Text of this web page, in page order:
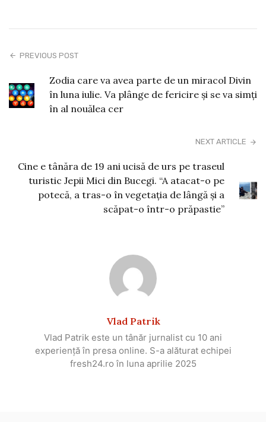
PREVIOUS POST
Zodia care va avea parte de un miracol Divin
în luna iulie. Va plânge de fericire și se va simți
în al nouălea cer
NEXT ARTICLE
Cine e tânăra de 19 ani ucisă de urs pe traseul
turistic Jepii Mici din Bucegi. “A atacat-o pe
potecă, a tras-o în vegetația de lângă și a
scăpat-o într-o prăpastie”
Vlad Patrik
Vlad Patrik este un tânăr jurnalist cu 10 ani
experiență în presa online. S-a alăturat echipei
fresh24.ro în luna aprilie 2025